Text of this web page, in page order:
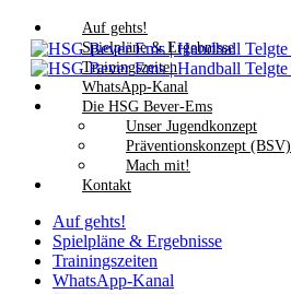
Auf gehts!
Spielpläne & Ergebnisse
Trainingszeiten
WhatsApp-Kanal
Die HSG Bever-Ems
Unser Jugendkonzept
Präventionskonzept (BSV)
Mach mit!
Kontakt
Auf gehts!
Spielpläne & Ergebnisse
Trainingszeiten
WhatsApp-Kanal